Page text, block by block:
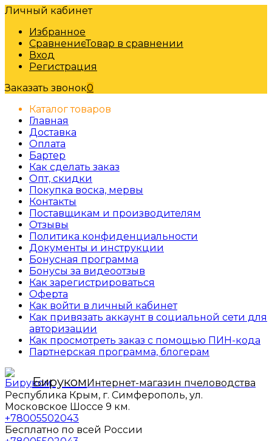
Личный кабинет
Избранное
СравнениеТовар в сравнении
Вход
Регистрация
Заказать звонок0
Каталог товаров
Главная
Доставка
Оплата
Бартер
Как сделать заказ
Опт, скидки
Покупка воска, мервы
Контакты
Поставщикам и производителям
Отзывы
Политика конфиденциальности
Документы и инструкции
Бонусная программа
Бонусы за видеоотзыв
Как зарегистрироваться
Оферта
Как войти в личный кабинет
Как привязать аккаунт в социальной сети для
авторизации
Как просмотреть заказ с помощью ПИН-кода
Партнерская программа, блогерам
БирукомИнтернет-магазин пчеловодства
Республика Крым, г. Симферополь, ул.
Московское Шоссе 9 км.
+78005502043
Бесплатно по всей России